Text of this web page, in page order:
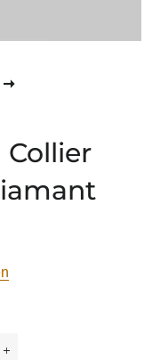
Collier